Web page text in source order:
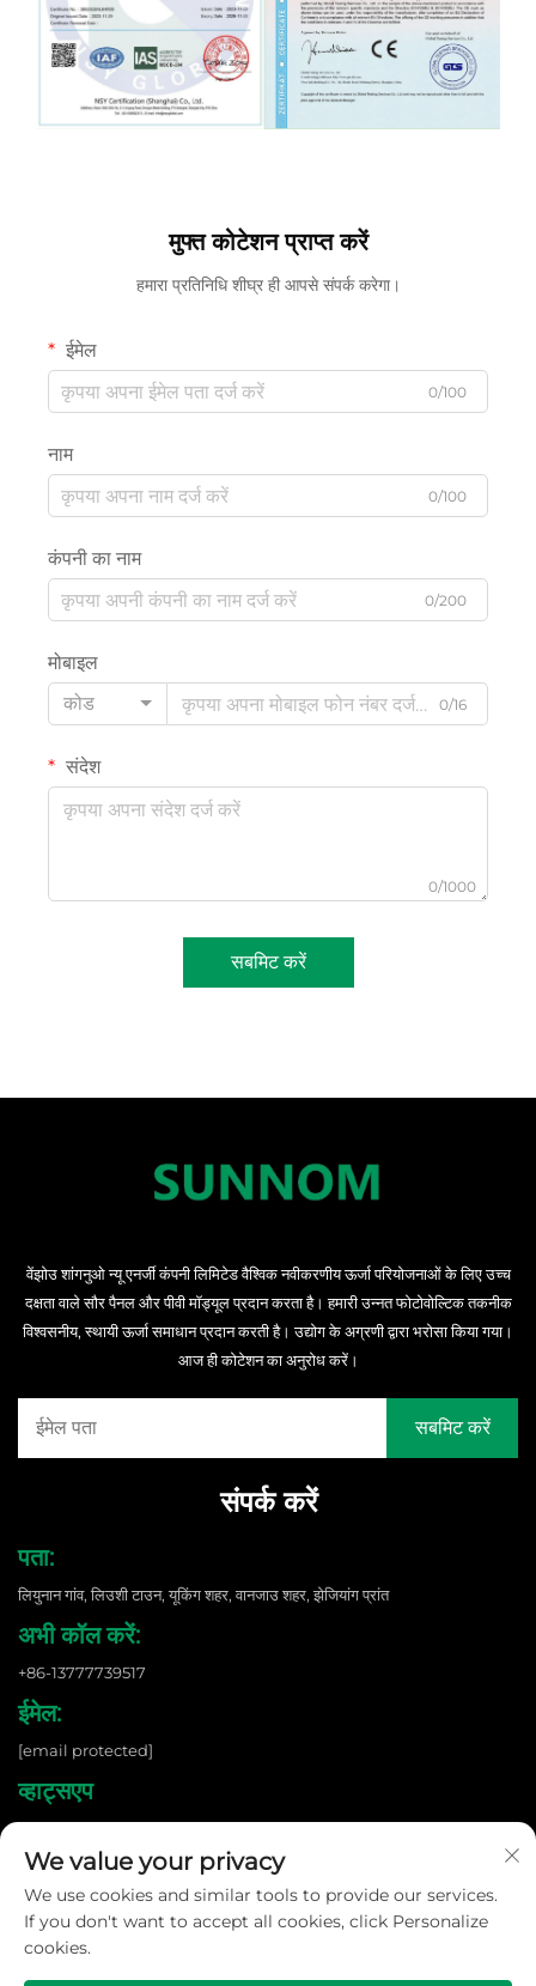
मुफ्त कोटेशन प्राप्त करें
हमारा प्रतिनिधि शीघ्र ही आपसे संपर्क करेगा।
ईमेल
0/100
नाम
0/100
कंपनी का नाम
0/200
मोबाइल
कोड
0/16
संदेश
0/1000
सबमिट करें
वेंझोउ शांगनुओ न्यू एनर्जी कंपनी लिमिटेड वैश्विक नवीकरणीय ऊर्जा परियोजनाओं के लिए उच्च
दक्षता वाले सौर पैनल और पीवी मॉड्यूल प्रदान करता है। हमारी उन्नत फोटोवोल्टिक तकनीक
विश्वसनीय, स्थायी ऊर्जा समाधान प्रदान करती है। उद्योग के अग्रणी द्वारा भरोसा किया गया।
आज ही कोटेशन का अनुरोध करें।
संपर्क करें
पता:
लियुनान गांव, लिउशी टाउन, यूकिंग शहर, वानजाउ शहर, झेजियांग प्रांत
अभी कॉल करें:
+86-13777739517
ईमेल:
[email protected]
व्हाट्सएप
+86 13777739517
कॉपीराइट © 2026 वेंझोउ शांगनुओ न्यू एनर्जी कं, लिमिटेड। सर्वाधिकार सुरक्षित। |गोपनीयता नीति
We value your privacy
We use cookies and similar tools to provide our services.
If you don't want to accept all cookies, click Personalize
cookies.